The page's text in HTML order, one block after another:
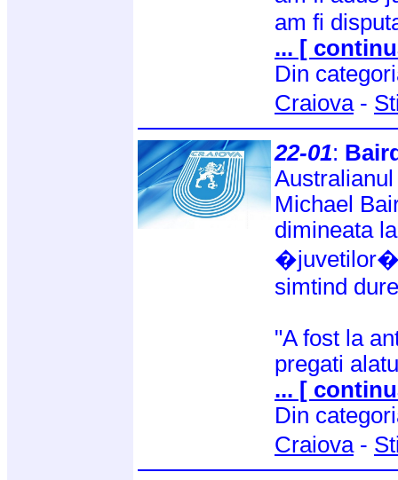
am fi
... [
Din
Craiova-
22-01:
Michael
dimineata
simtind
"A fost la
pregati
... [
Din
Craiova-